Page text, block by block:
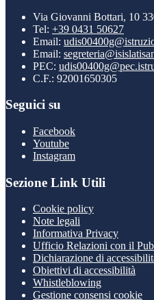
Via Giovanni Bottari, 10
Tel: +39 0431 50627
Email:
Email:
PEC:
C.F.: 92001650305
Seguici su
Facebook
Youtube
Instagram
Sezione Link Utili
Cookie policy
Note legali
Informativa Privacy
Ufficio Relazioni con il
Dichiarazione di
Obiettivi di accessibilità
Whistleblowing
Gestione consensi cookie